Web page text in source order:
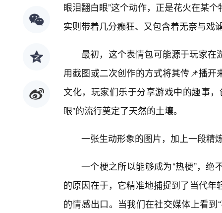
眼泪翻白眼”这个动作，正是花火在某
实则带着几分癫狂、又包含着无奈与戏
最初，这个表情包可能源于玩家在
用截图或二次创作的方式将其传📌播
文化，玩家们乐于分享游戏中的趣事
眼”的流行奠定了天然的土壤。
一张生动形象的图片，加上一段精
一个梗之所以能够成为“热梗”，
的原因在于，它精准地捕捉到了当代
的情感出口。当我们在社交媒体上看